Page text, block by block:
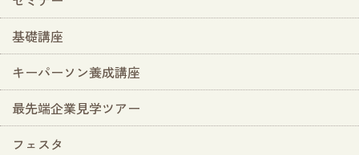
基礎講座
キーパーソン養成講座
最先端企業見学ツアー
フェスタ